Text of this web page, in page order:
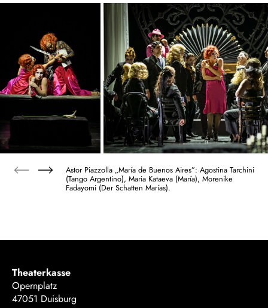
Astor Piazzolla „María de Buenos Aires”: Agostina Tarchini
(Tango Argentino), Maria Kataeva (María), Morenike
Fadayomi (Der Schatten Marías).
Theaterkasse
Opernplatz
47051 Duisburg